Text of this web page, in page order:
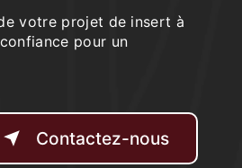
votre projet de insert à
pour un
Contactez-nous